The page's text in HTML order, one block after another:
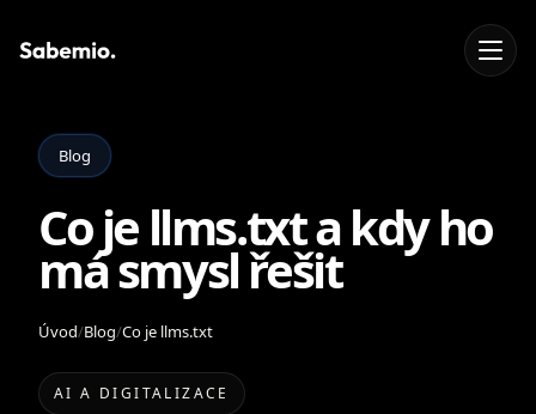
Blog
Co je llms.txt a kdy ho
má smysl řešit
Úvod/Blog/Co je llms.txt
AI A DIGITALIZACE